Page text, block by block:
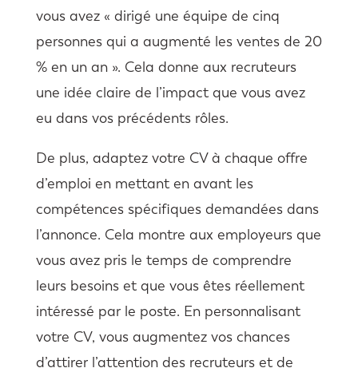
vous avez « dirigé une équipe de cinq
personnes qui a augmenté les ventes de 20
% en un an ». Cela donne aux recruteurs
une idée claire de l’impact que vous avez
eu dans vos précédents rôles.
De plus, adaptez votre CV à chaque offre
d’emploi en mettant en avant les
compétences spécifiques demandées dans
l’annonce. Cela montre aux employeurs que
vous avez pris le temps de comprendre
leurs besoins et que vous êtes réellement
intéressé par le poste. En personnalisant
votre CV, vous augmentez vos chances
d’attirer l’attention des recruteurs et de